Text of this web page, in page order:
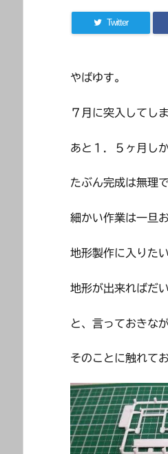
Twitter
やばゆす。
７月に突入してし
あと１．５ヶ月し
たぶん完成は無理
細かい作業は一旦
地形製作に入りた
地形が出来ればだ
と、言っておきな
そのことに触れて